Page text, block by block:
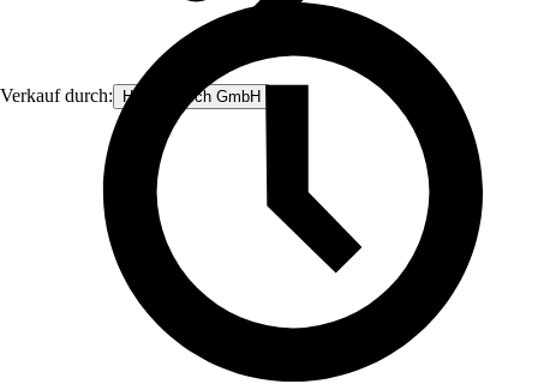
Verkauf durch: Heinz Hirsch GmbH